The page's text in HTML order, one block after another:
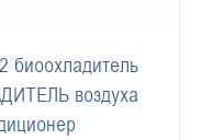
биоохладитель
воздуха